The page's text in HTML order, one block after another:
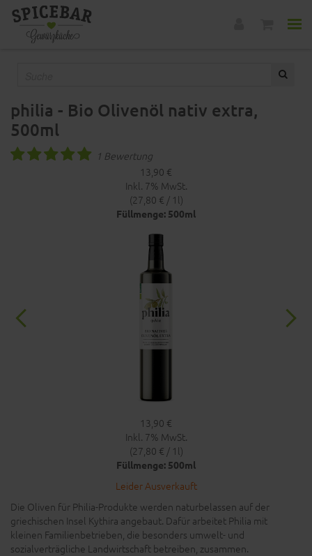
philia - Bio Olivenöl nativ extra,
500ml
1 Bewertung
13,90 €
Inkl. 7% MwSt.
(27,80 € / 1l)
Füllmenge: 500ml
13,90 €
Inkl. 7% MwSt.
(27,80 € / 1l)
Füllmenge: 500ml
Leider Ausverkauft
Die Oliven für Philia-Produkte werden naturbelassen auf der
griechischen Insel Kythira angebaut. Dafür arbeitet Philia mit
kleinen Familienbetrieben, die besonders umwelt- und
sozialverträgliche Landwirtschaft betreiben, zusammen.